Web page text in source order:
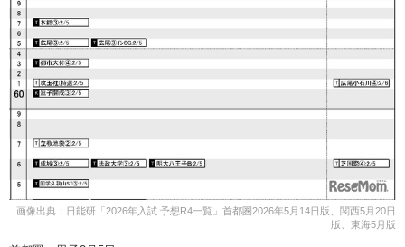
画像出典：日能研「2026年入試 予想R4一覧」首都圏2026年5月14日版、関西5月20日
版、東海5月版